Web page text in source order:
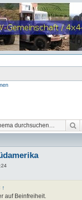
↑
auf Beinfreiheit.